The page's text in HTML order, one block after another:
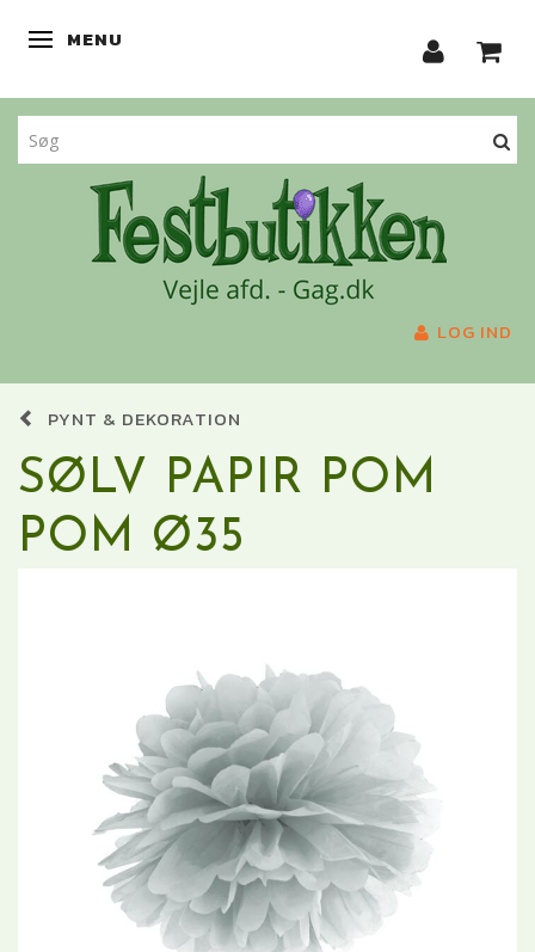
SKIFTE NAVIGATION
MENU
LOG IND
PYNT & DEKORATION
SØLV PAPIR POM
POM Ø35